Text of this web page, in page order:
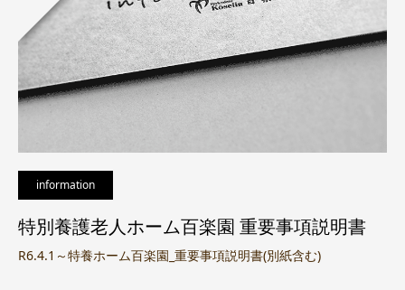
information
特別養護老人ホーム百楽園 重要事項説明書
R6.4.1～特養ホーム百楽園_重要事項説明書(別紙含む)